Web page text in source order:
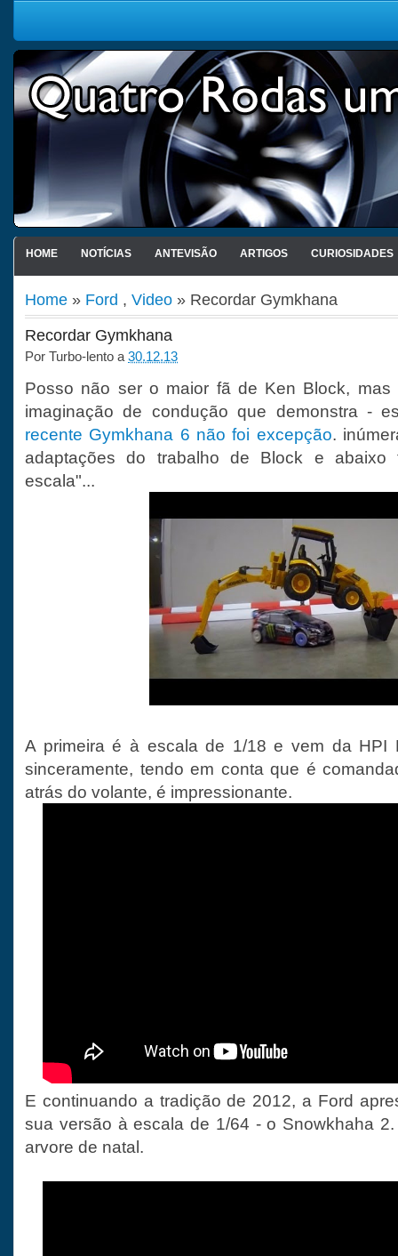
HOME NOTÍCIAS ANTEVISÃO ARTIGOS CURIOSIDADES
Home » Ford , Video » Recordar Gymkhana
Recordar Gymkhana
Por Turbo-lento a 30.12.13
Posso não ser o maior fã de Ken Block, mas
imaginação de condução que demonstra -
recente Gymkhana 6 não foi excepção.
adaptações do trabalho de Block e
escala"...
A primeira é à escala de 1/18 e vem da HPI
sinceramente, tendo em conta que é
atrás do volante, é impressionante.
E continuando a tradição de 2012, a Ford
sua versão à escala de 1/64 - o Snowkhaha
arvore de natal.